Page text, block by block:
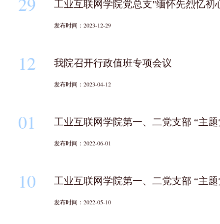
工业互联网学院党总支"缅怀先烈忆
发布时间：2023-12-29
12 我院召开行政值班专项会议
发布时间：2023-04-12
01 工业互联网学院第一、二党支部 “主
发布时间：2022-06-01
10 工业互联网学院第一、二党支部 “主
发布时间：2022-05-10